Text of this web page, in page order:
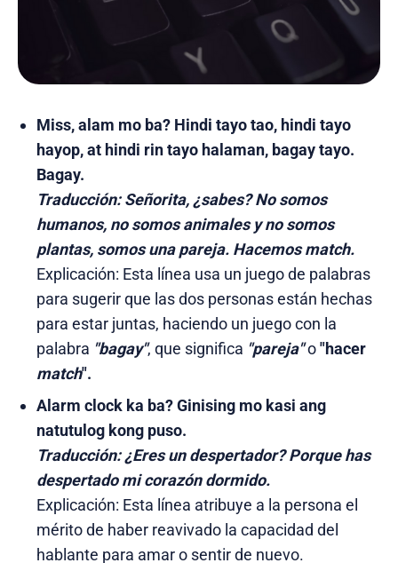
Miss, alam mo ba? Hindi tayo tao, hindi tayo
hayop, at hindi rin tayo halaman, bagay tayo.
Bagay.
Traducción:Señorita, ¿sabes? No somos
humanos, no somos animales y no somos
plantas, somos una pareja. Hacemos match.
Explicación: Esta línea usa un juego de palabras
para sugerir que las dos personas están hechas
para estar juntas, haciendo un juego con la
palabra "bagay", que significa "pareja"o"hacer
match".
Alarm clock ka ba? Ginising mo kasi ang
natutulog kong puso.
Traducción:¿Eres un despertador? Porque has
despertado mi corazón dormido.
Explicación: Esta línea atribuye a la persona el
mérito de haber reavivado la capacidad del
hablante para amar o sentir de nuevo.